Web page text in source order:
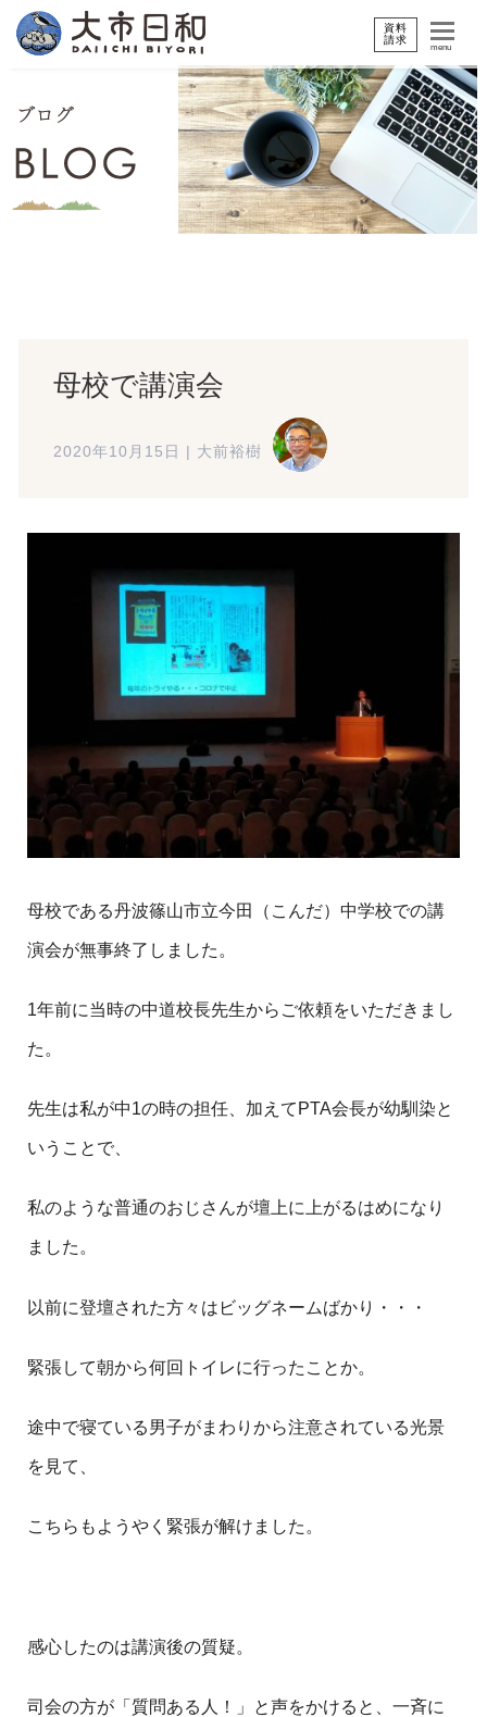
資料
請求
menu
母校で講演会
2020年10月15日 大前裕樹
母校である丹波篠山市立今田（こんだ）中学校での講
演会が無事終了しました。
1年前に当時の中道校長先生からご依頼をいただきまし
た。
先生は私が中1の時の担任、加えてPTA会長が幼馴染と
いうことで、
私のような普通のおじさんが壇上に上がるはめになり
ました。
以前に登壇された方々はビッグネームばかり・・・
緊張して朝から何回トイレに行ったことか。
途中で寝ている男子がまわりから注意されている光景
を見て、
こちらもようやく緊張が解けました。
感心したのは講演後の質疑。
司会の方が「質問ある人！」と声をかけると、一斉に